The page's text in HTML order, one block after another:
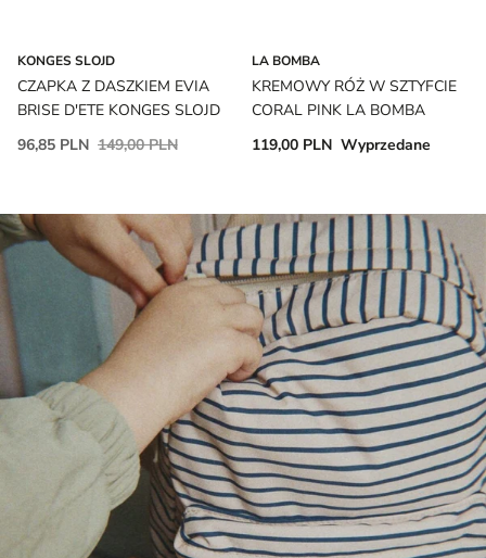
KONGES SLOJD
CZAPKA Z DASZKIEM EVIA
BRISE D'ETE KONGES SLOJD
96,85 PLN 149,00 PLN
LA BOMBA
KREMOWY RÓŻ W SZTYFCIE
CORAL PINK LA BOMBA
119,00 PLN Wyprzedane